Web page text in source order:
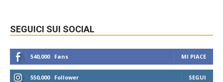
SEGUICI SUI SOCIAL
540,000 Fans MI PIACE
550,000 Follower SEGUI